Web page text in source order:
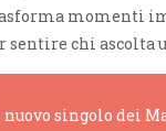
momenti
chi ascolta
nuovo singolo dei